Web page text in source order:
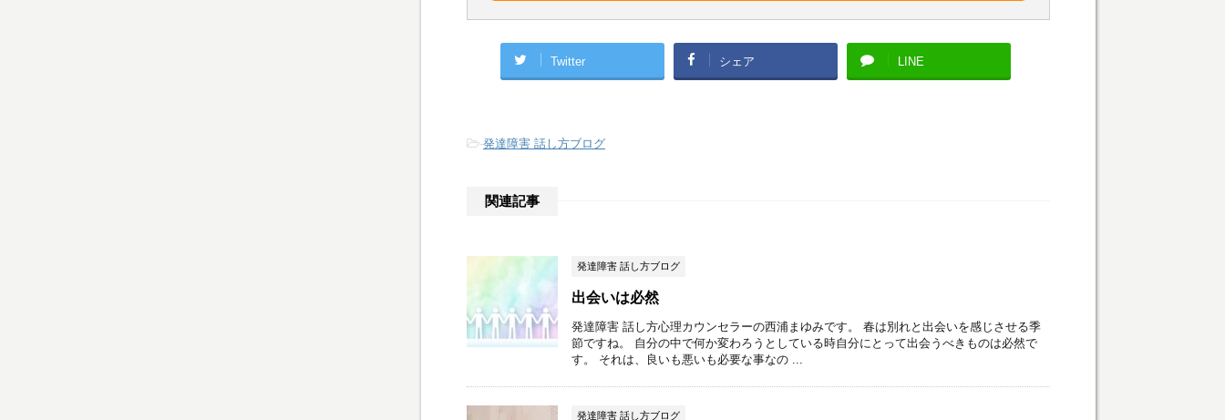
Twitter シェア LINE
-発達障害 話し方ブログ
関連記事
発達障害 話し方ブログ
出会いは必然
発達障害 話し方心理カウンセラーの西浦まゆみです。 春は別れと出会いを感じさせる季
節ですね。 自分の中で何か変わろうとしている時自分にとって出会うべきものは必然で
す。 それは、良いも悪いも必要な事なの ...
発達障害 話し方ブログ